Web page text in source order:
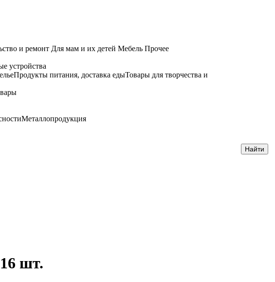
и ремонт Для мам и их детей Мебель Прочее
устройства
Продукты питания, доставка едыТовары для творчества и
Металлопродукция
шт.